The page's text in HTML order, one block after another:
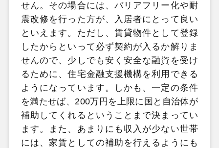
せん。その場合には、バリアフリー化や耐
震改修を行った方が、入居者にとって良い
といえます。ただし、賃貸物件として登録
したからといって必ず契約が入るか解りま
せんので、少しでも安く安全な融資を受け
るために、住宅金融支援機構を利用できる
ようになっています。しかも、一定の条件
を満たせば、200万円を上限に国と自治体が
補助してくれるということまで決まってい
ます。また、あまりにも収入が少ない世帯
には、家賃としての補助を行えるようにも